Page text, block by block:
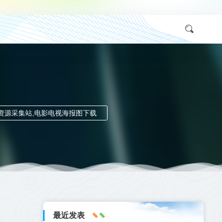
源采集站,电影电视海报图下载
最近发表